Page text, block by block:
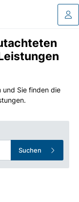
und Sie finden die
Suchen